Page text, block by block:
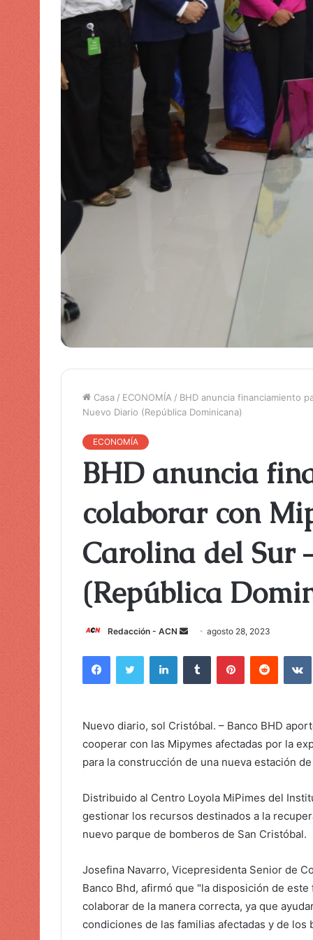
Casa / ECONOMÍA / BHD anuncia financiamiento
Nuevo Diario (República Dominicana)
ECONOMÍA
BHD anuncia
colaborar con
Carolina del Sur
(República
Redacción - ACN
i
u
n
c
r
r
e
e
agosto 28, 2023
Nuevo diario, sol Cristóbal. – Banco BHD
cooperar con las Mipymes afectadas por la
para la construcción de una nueva estación
Distribuido al Centro Loyola MiPimes del
gestionar los recursos destinados a la
nuevo parque de bomberos de San Cristóbal.
Josefina Navarro, Vicepresidenta Senior de
Banco Bhd, afirmó que "la disposición de
colaborar de la manera correcta, ya que
condiciones de las familias afectadas y de los